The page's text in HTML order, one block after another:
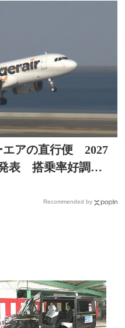
エアの直行便 2027
表 搭乗率好調を
Recommended by